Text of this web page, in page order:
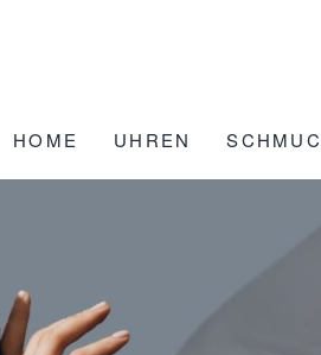
HOME UHREN